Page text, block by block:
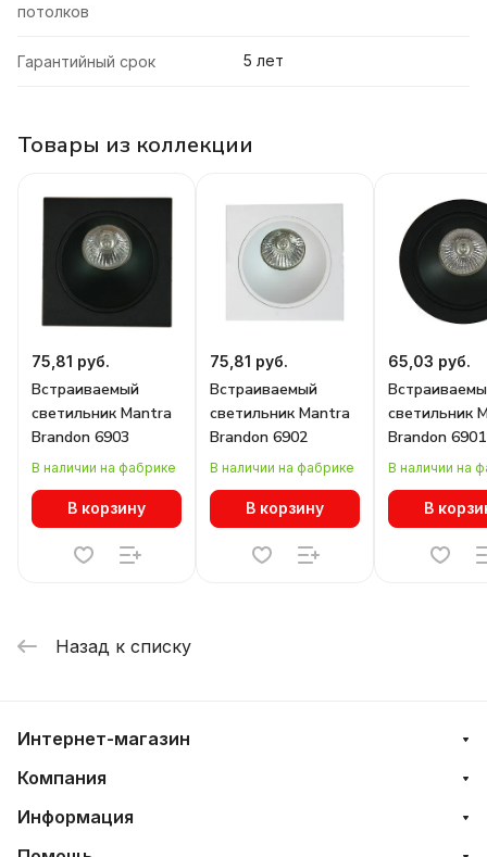
потолков
Гарантийный срок 5 лет
Товары из коллекции
75,81 руб.
Встраиваемый
светильник Mantra
Brandon 6903
В наличии на фабрике
В корзину
75,81 руб.
Встраиваемый
светильник Mantra
Brandon 6902
В наличии на фабрике
В корзину
65,03 руб.
светильник
Brandon 6901
В наличии на
В
Назад к списку
Интернет-магазин
Компания
Информация